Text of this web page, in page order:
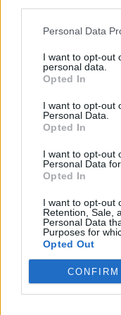
Personal Data
I want to opt-out
personal data.
Opted In
I want to opt-out
Personal Data.
Opted In
I want to opt-out
Personal Data
Opted In
I want to opt-out
Retention, Sale,
Personal Data
Purposes for
Opted Out
CONFIRM
Klaipėdoje -
laivas, kuriame
skleidžiamus garsus
Klaipėdos pulsas